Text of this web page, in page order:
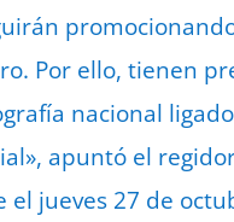
Por ello, tienen
nacional
apuntó el
el jueves 27 de